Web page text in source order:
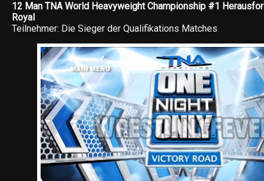
12 Man TNA World Heavyweight Championship #1
Royal
Teilnehmer: Die Sieger der Qualifikations Matches